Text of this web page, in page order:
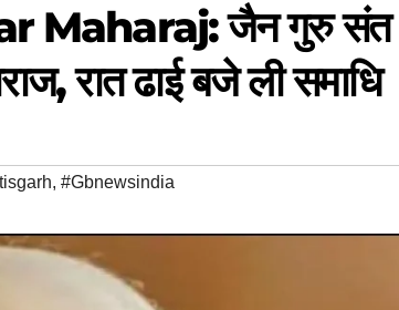
Maharaj: जैन गुरु संत
रात ढाई बजे ली समाधि
, #Gbnewsindia